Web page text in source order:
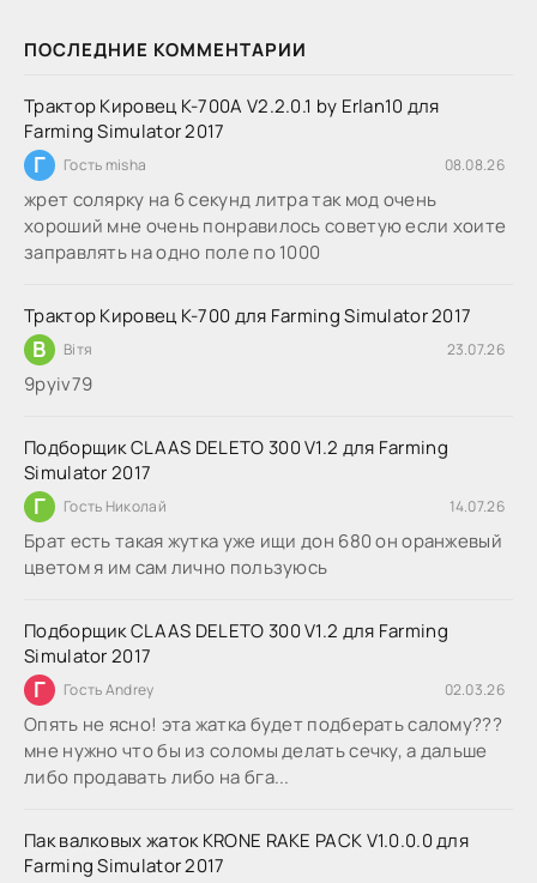
ПОСЛЕДНИЕ КОММЕНТАРИИ
Трактор Кировец К-700А V2.2.0.1 by Erlan10 для
Farming Simulator 2017
Г Гость misha 08.08.26
жрет солярку на 6 секунд литра так мод очень
хороший мне очень понравилось советую если хоите
заправлять на одно поле по 1000
Трактор Кировец К-700 для Farming Simulator 2017
В Вітя 23.07.26
9руіv79
Подборщик CLAAS DELETO 300 V1.2 для Farming
Simulator 2017
Г Гость Николай 14.07.26
Брат есть такая жутка уже ищи дон 680 он оранжевый
цветом я им сам лично пользуюсь
Подборщик CLAAS DELETO 300 V1.2 для Farming
Simulator 2017
Г Гость Andrey 02.03.26
Опять не ясно! эта жатка будет подберать салому???
мне нужно что бы из соломы делать сечку, а дальше
либо продавать либо на бга...
Пак валковых жаток KRONE RAKE PACK V1.0.0.0 для
Farming Simulator 2017